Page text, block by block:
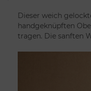
Dieser weich
handgeknüpften
tragen. Die sanften